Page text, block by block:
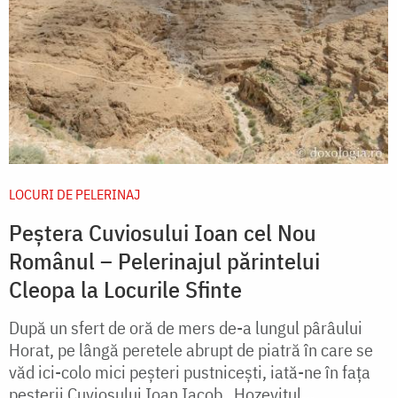
LOCURI DE PELERINAJ
Peștera Cuviosului Ioan cel Nou
Românul – Pelerinajul părintelui
Cleopa la Locurile Sfinte
După un sfert de oră de mers de-a lungul pârâului
Horat, pe lângă peretele abrupt de piatră în care se
văd ici-colo mici peșteri pustnicești, iată-ne în fața